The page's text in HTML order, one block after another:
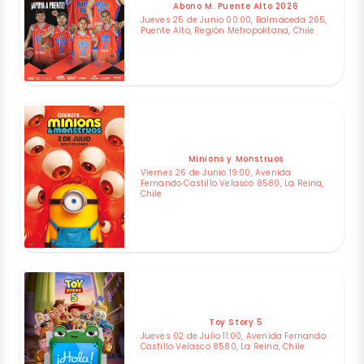
Abono M. Puente Alto 2026
Jueves 25 de Junio 00:00, Balmaceda 265,
Puente Alto, Región Metropolitana, Chile
Minions y Monstruos
Viernes 26 de Junio 19:00, Avenida
Fernando Castillo Velasco 8580, La Reina,
Chile
Toy Story 5
Jueves 02 de Julio 11:00, Avenida Fernando
Castillo Velasco 8580, La Reina, Chile